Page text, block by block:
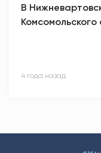
В
Комсомольского
4 года назад